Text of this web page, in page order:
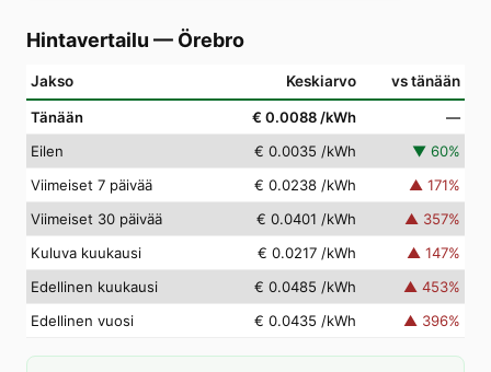
Hintavertailu — Örebro
Jakso Keskiarvo vs tänään
Tänään € 0.0088 /kWh
—
Eilen
€ 0.0035 /kWh ▼ 60%
Viimeiset 7 päivää
€ 0.0238 /kWh ▲ 171%
Viimeiset 30 päivää
€ 0.0401 /kWh ▲ 357%
Kuluva kuukausi
€ 0.0217 /kWh ▲ 147%
Edellinen kuukausi
€ 0.0485 /kWh ▲ 453%
Edellinen vuosi
€ 0.0435 /kWh ▲ 396%